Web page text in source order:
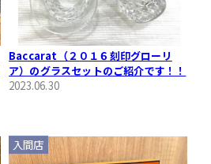
Baccarat（２０１６刻印グローリ
ア）のグラスセットのご紹介です！！
2023.06.30
入間店